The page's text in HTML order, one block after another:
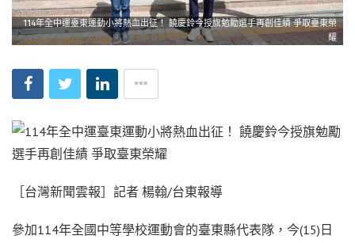
114年全中運臺東運動小將熱血出征！ 饒慶鈴今授旗勉勵選手再創佳績 爭取臺東榮
耀
［台灣新聞雲報］記者 楊翰/台東報導
參加114年全國中等學校運動會的臺東縣代表隊，今(15)日